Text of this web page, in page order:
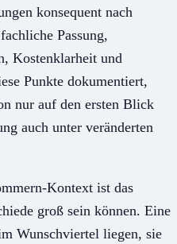
konsequent nach
Passung,
Kostenklarheit und
Punkte dokumentiert,
nur auf den ersten Blick
auch unter veränderten
Kontext ist das
groß sein können. Eine
Wunschviertel liegen, sie